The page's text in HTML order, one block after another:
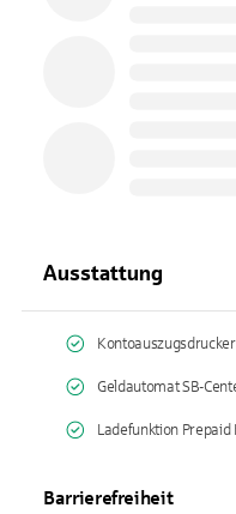
Ausstattung
Kontoauszugsdrucker
Geldautomat SB-
Ladefunktion Prepaid
Barrierefreiheit